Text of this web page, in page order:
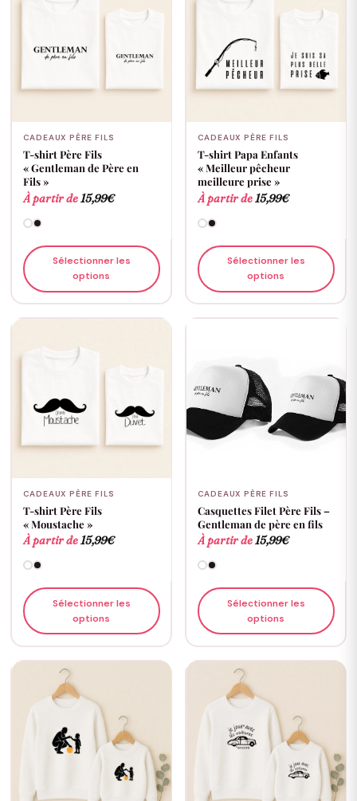
CADEAUX PÈRE FILS
T-shirt Père Fils
« Gentleman de Père en
Fils »
À partir de15,99€
Sélectionner les
options
CADEAUX PÈRE FILS
T-shirt Papa Enfants
« Meilleur pêcheur
meilleure prise »
À partir de15,99€
Sélectionner les
options
CADEAUX PÈRE FILS
T-shirt Père Fils
« Moustache »
À partir de15,99€
Sélectionner les
options
CADEAUX PÈRE FILS
Casquettes Filet Père Fils –
Gentleman de père en fils
À partir de15,99€
Sélectionner les
options